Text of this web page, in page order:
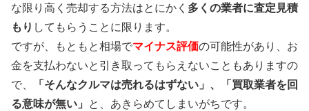
な限り高く売却する方法はとにかく 多くの業者に査定見積
もり してもらうことに限ります。
ですが、もともと相場でマイナス評価の可能性があり、お
金を支払わないと引き取ってもらえないこともありますの
で、
「そんなクルマは売れるはずない」、「買取業者を回
る意味が無い」
と、あきらめてしまいがちです。